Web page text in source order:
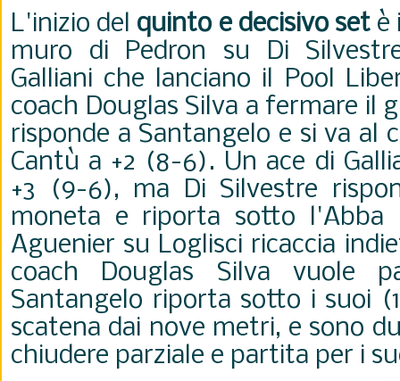
L'inizio del quinto e decisivo set è
muro di Pedron su Di
Galliani che lanciano il Pool
coach Douglas Silva a fermare il
risponde a Santangelo e si va al
Cantù a +2 (8-6). Un ace di
+3 (9-6), ma Di Silvestre
moneta e riporta sotto
Aguenier su Loglisci ricaccia
coach Douglas Silva vuole
Santangelo riporta sotto i suoi
scatena dai nove metri, e sono
chiudere parziale e partita per i